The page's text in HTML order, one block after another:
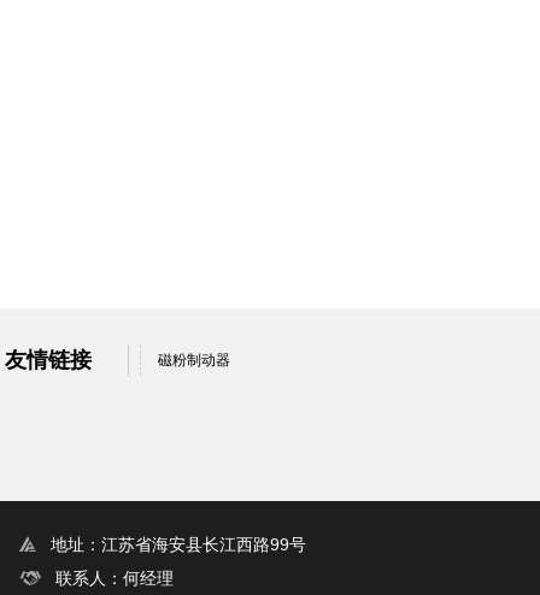
友情链接 磁粉制动器
地址：江苏省海安县长江西路99号
联系人：何经理